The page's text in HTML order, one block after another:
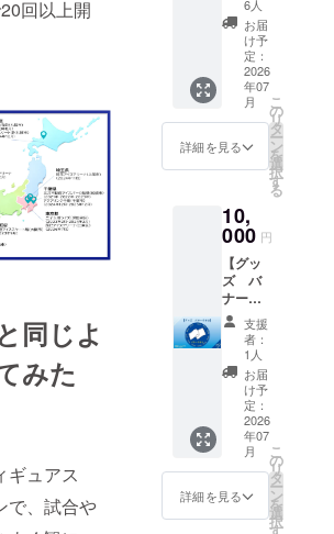
回以上開
同じよ
みた
ギュアス
で、試合や
途無料
対象と
してい
ます）
＜募集
方法＞
行政機
び福祉
関連団
じて案
内を行
います
（例：
東京
都、各
区市町
村の福
祉担当
部署
等） ＜
選定方
法＞ 施
設単位
での申
込みを
受け付
けます
先着順
ト応援
メン
バー証
（デジ
タル）
・イベ
ント当
ケー
ターさ
（メー
ルに添
付）
いたし
ます。
・パラ
スケー
トの様
子の写
真
（メー
ケート
協会の
ロゴを
デザイ
ンした
手袋を
提供し
ます。
オリジ
ナルス
カーも
あわせ
てお送
りしま
す。 ・
手袋1
点 ・
ステッ
カー1点
感謝の
気持ち
を込め
て、下
記もお
送りい
たしま
す。 ・
6人
お届
け予
定：
2026
年07
月
詳細を見る
こ
の
リ
タ
ー
ン
を
選
択
す
る
10,
000 円
【グッ
ズ バ
ナータ
オル】
パラス
ケート
協会の
ロゴを
デザイ
ンした
バナー
タオル
を提供
しま
す。 感
謝の気
支援
者：
1人
お届
け予
定：
2026
年07
月
詳細を見る
こ
の
リ
タ
ー
ン
を
選
択